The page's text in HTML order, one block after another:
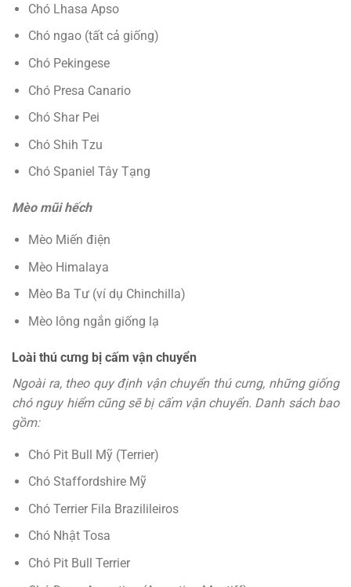
Chó Lhasa Apso
Chó ngao (tất cả giống)
Chó Pekingese
Chó Presa Canario
Chó Shar Pei
Chó Shih Tzu
Chó Spaniel Tây Tạng
Mèo mũi hếch
Mèo Miến điện
Mèo Himalaya
Mèo Ba Tư (ví dụ Chinchilla)
Mèo lông ngắn giống lạ
Loài thú cưng bị cấm vận chuyển
Ngoài ra, theo quy định vận chuyển thú cưng, những giống
chó nguy hiểm cũng sẽ bị cấm vận chuyển. Danh sách bao
gồm:
Chó Pit Bull Mỹ (Terrier)
Chó Staffordshire Mỹ
Chó Terrier Fila Brazilileiros
Chó Nhật Tosa
Chó Pit Bull Terrier